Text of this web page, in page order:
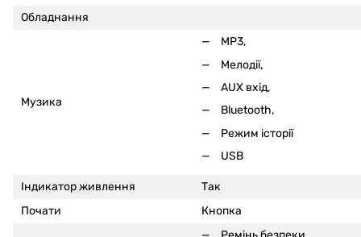
Обладнання
Музика
MP3,
Мелодії,
AUX вхід,
Bluetooth,
Режим історії
USB
Індикатор живлення
Так
Почати
Кнопка